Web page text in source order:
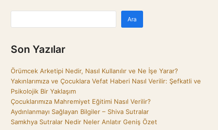
Ara
Son Yazılar
Örümcek Arketipi Nedir, Nasıl Kullanılır ve Ne İşe Yarar?
Yakınlarımıza ve Çocuklara Vefat Haberi Nasıl Verilir: Şefkatli ve
Psikolojik Bir Yaklaşım
Çocuklarımıza Mahremiyet Eğitimi Nasıl Verilir?
Aydınlanmayı Sağlayan Bilgiler – Shiva Sutralar
Samkhya Sutralar Nedir Neler Anlatır Geniş Özet